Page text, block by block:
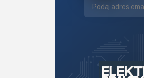
Mechatronika
Narzędzia